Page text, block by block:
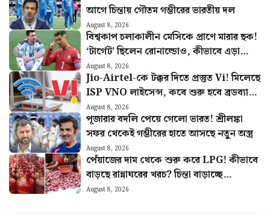
আগে চিন্তায় গৌতম গম্ভীরের ভারতীয় দল
August 8, 2026
বিশ্বকাপ চলাকালীন মেসিকে প্রাণে মারার ছক!
‘টার্গেট’ ছিলেন রোনাল্ডোও, কীভাবে এড়ানো
গেল হামলা?
August 8, 2026
Jio-Airtel-কে টক্কর দিতে প্রস্তুত Vi! মিলেছে
ISP VNO লাইসেন্স, কবে শুরু হবে ব্রডব্যান্ড
সার্ভিস?
August 8, 2026
পূজারার বদলি পেয়ে গেলো ভারত! শ্রীলঙ্কা
সফর থেকেই গম্ভীরের হাতে আসছে নতুন অস্ত্র
August 8, 2026
পেঁয়াজের দাম থেকে শুরু করে LPG! কীভাবে
বাড়ছে রান্নাঘরের খরচ? চিন্তা বাড়াচ্ছে
পরিসংখ্যান
August 8, 2026